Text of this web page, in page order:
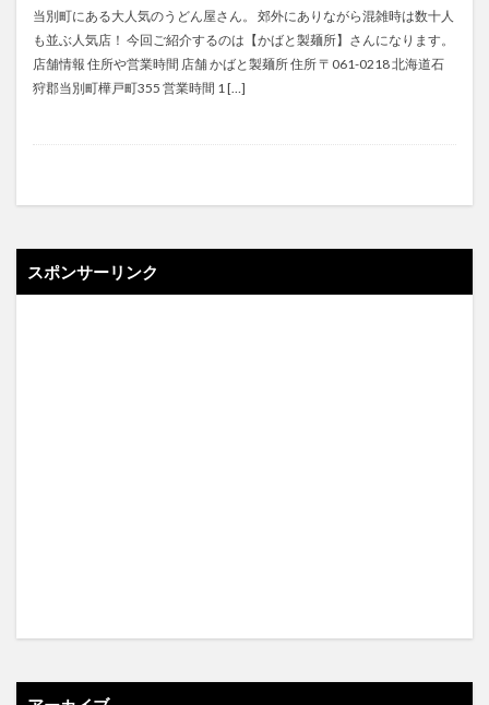
当別町にある大人気のうどん屋さん。 郊外にありながら混雑時は数十人
も並ぶ人気店！ 今回ご紹介するのは【かばと製麺所】さんになります。
店舗情報 住所や営業時間 店舗 かばと製麺所 住所 〒061-0218 北海道石
狩郡当別町樺戸町355 営業時間 1 […]
スポンサーリンク